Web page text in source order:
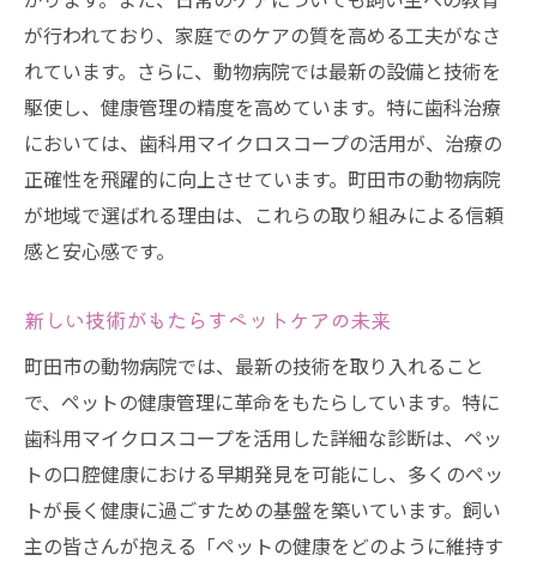
が行われており、家庭でのケアの質を高める工夫がなさ
れています。さらに、動物病院では最新の設備と技術を
駆使し、健康管理の精度を高めています。特に歯科治療
においては、歯科用マイクロスコープの活用が、治療の
正確性を飛躍的に向上させています。町田市の動物病院
が地域で選ばれる理由は、これらの取り組みによる信頼
感と安心感です。
新しい技術がもたらすペットケアの未来
町田市の動物病院では、最新の技術を取り入れること
で、ペットの健康管理に革命をもたらしています。特に
歯科用マイクロスコープを活用した詳細な診断は、ペッ
トの口腔健康における早期発見を可能にし、多くのペッ
トが長く健康に過ごすための基盤を築いています。飼い
主の皆さんが抱える「ペットの健康をどのように維持す